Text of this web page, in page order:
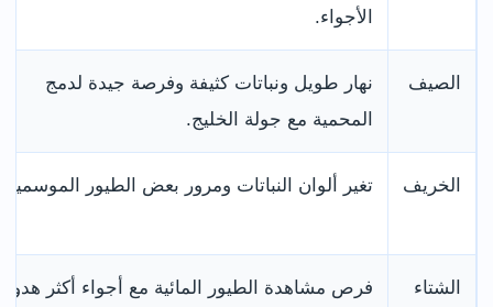
الأجواء.
الصيف
نهار طويل ونباتات كثيفة وفرصة جيدة لدمج
المحمية مع جولة الخليج.
الخريف تغير ألوان النباتات ومرور بعض الطيور الموسمية.
الشتاء
فرص مشاهدة الطيور المائية مع أجواء أكثر